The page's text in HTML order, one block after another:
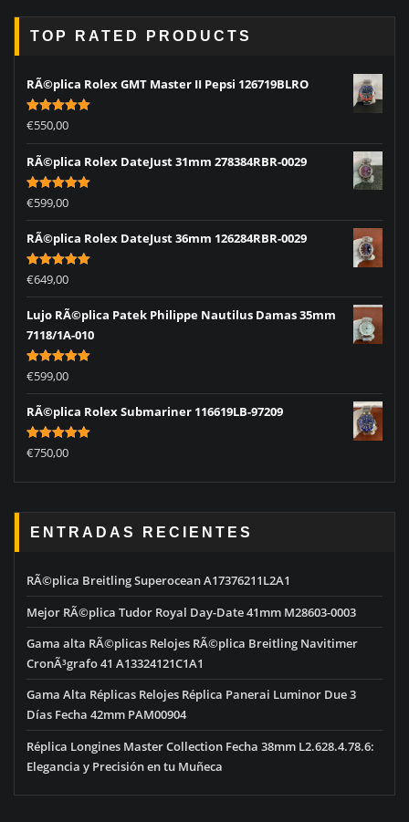
TOP RATED PRODUCTS
RÃ©plica Rolex GMT Master II Pepsi 126719BLRO
Rated5.00
out of 5
€550,00
RÃ©plica Rolex DateJust 31mm 278384RBR-0029
Rated5.00
out of 5
€599,00
RÃ©plica Rolex DateJust 36mm 126284RBR-0029
Rated5.00
out of 5
€649,00
Lujo RÃ©plica Patek Philippe Nautilus Damas 35mm
7118/1A-010
Rated5.00
out of 5
€599,00
RÃ©plica Rolex Submariner 116619LB-97209
Rated5.00
out of 5
€750,00
ENTRADAS RECIENTES
RÃ©plica Breitling Superocean A17376211L2A1
Mejor RÃ©plica Tudor Royal Day-Date 41mm M28603-0003
Gama alta RÃ©plicas Relojes RÃ©plica Breitling Navitimer
CronÃ³grafo 41 A13324121C1A1
Gama Alta Réplicas Relojes Réplica Panerai Luminor Due 3
Días Fecha 42mm PAM00904
Réplica Longines Master Collection Fecha 38mm L2.628.4.78.6:
Elegancia y Precisión en tu Muñeca